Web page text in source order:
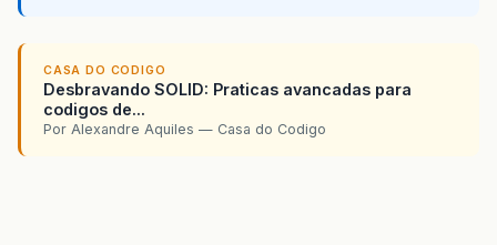
CASA DO CODIGO
Desbravando SOLID: Praticas avancadas para
codigos de...
Por Alexandre Aquiles — Casa do Codigo